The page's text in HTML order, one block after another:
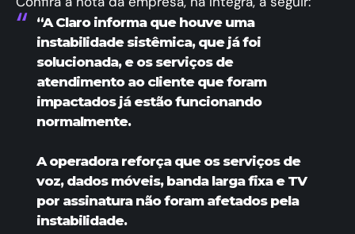
“A Claro informa que houve uma
instabilidade sistêmica, que já foi
solucionada, e os serviços de
atendimento ao cliente que foram
impactados já estão funcionando
normalmente.
A operadora reforça que os serviços de
voz, dados móveis, banda larga fixa e TV
por assinatura não foram afetados pela
instabilidade.